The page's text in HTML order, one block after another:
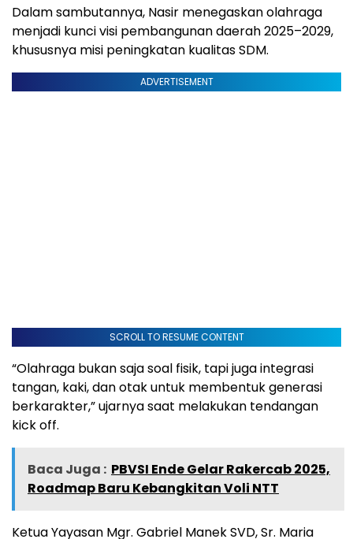
Dalam sambutannya, Nasir menegaskan olahraga
menjadi kunci visi pembangunan daerah 2025–2029,
khususnya misi peningkatan kualitas SDM.
ADVERTISEMENT
SCROLL TO RESUME CONTENT
“Olahraga bukan saja soal fisik, tapi juga integrasi
tangan, kaki, dan otak untuk membentuk generasi
berkarakter,” ujarnya saat melakukan tendangan
kick off.
Baca Juga : PBVSI Ende Gelar Rakercab 2025,
Roadmap Baru Kebangkitan Voli NTT
Ketua Yayasan Mgr. Gabriel Manek SVD, Sr. Maria